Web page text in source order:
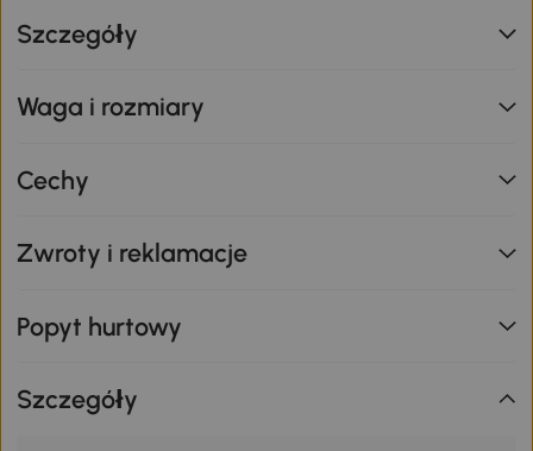
Szczegóły
Waga i rozmiary
Cechy
Zwroty i reklamacje
Popyt hurtowy
Szczegóły